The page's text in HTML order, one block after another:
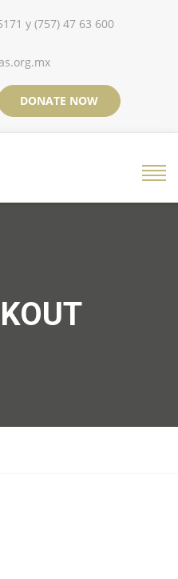
y (757) 47 63 600
DONATE NOW